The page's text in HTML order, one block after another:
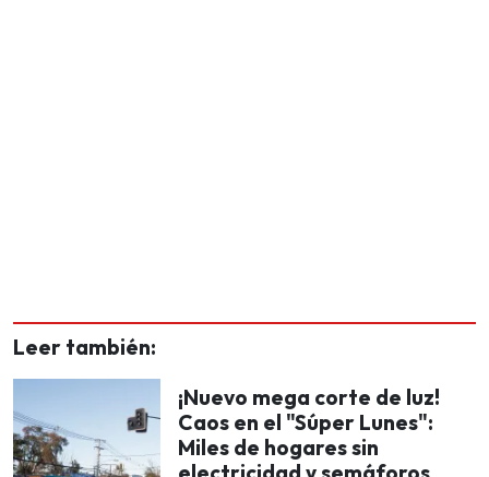
Leer también:
¡Nuevo mega corte de luz!
Caos en el "Súper Lunes":
Miles de hogares sin